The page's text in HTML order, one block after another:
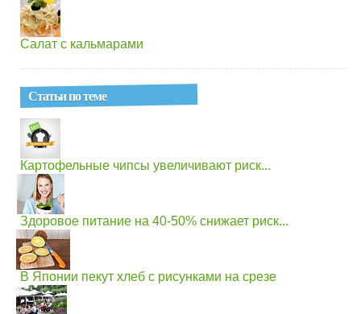
Салат с кальмарами
Статьи по теме
Картофельные чипсы увеличивают риск...
Здоровое питание на 40-50% снижает риск...
В Японии пекут хлеб с рисунками на срезе